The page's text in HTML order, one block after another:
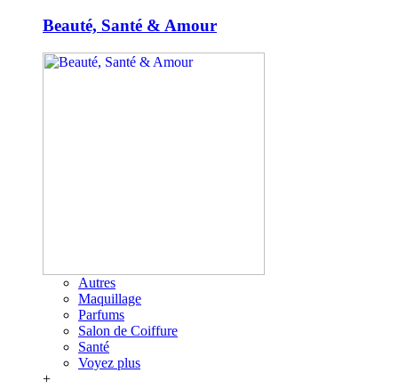
Beauté, Santé & Amour
Autres
Maquillage
Parfums
Salon de Coiffure
Santé
Voyez plus
+